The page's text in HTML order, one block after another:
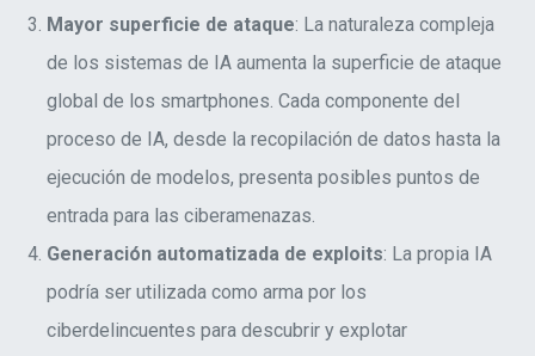
Mayor superficie de ataque: La naturaleza compleja
de los sistemas de IA aumenta la superficie de ataque
global de los smartphones. Cada componente del
proceso de IA, desde la recopilación de datos hasta la
ejecución de modelos, presenta posibles puntos de
entrada para las ciberamenazas.
Generación automatizada de exploits: La propia IA
podría ser utilizada como arma por los
ciberdelincuentes para descubrir y explotar